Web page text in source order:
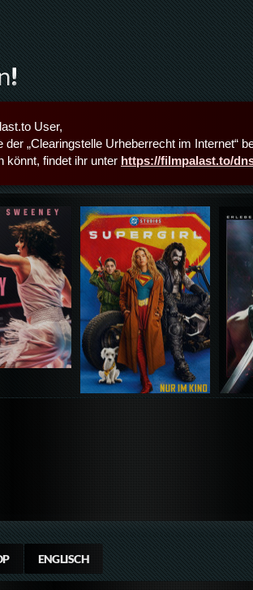
User,
„Clearingstelle Urheberrecht im Internet“
könnt, findet ihr unter https://filmpalast.to/
Details,Play
ENGLISCH